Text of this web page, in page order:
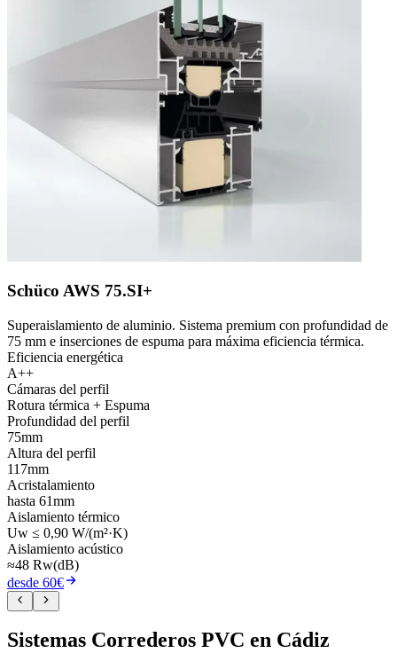
Schüco AWS 75.SI+
Superaislamiento de aluminio. Sistema premium con profundidad de
75 mm e inserciones de espuma para máxima eficiencia térmica.
Eficiencia energética
A++
Cámaras del perfil
Rotura térmica + Espuma
Profundidad del perfil
75mm
Altura del perfil
117mm
Acristalamiento
hasta 61mm
Aislamiento térmico
Uw ≤ 0,90 W/(m²·K)
Aislamiento acústico
≈48 Rw(dB)
desde 60€
Sistemas Correderos PVC en Cádiz